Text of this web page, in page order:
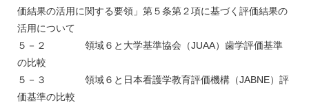
価結果の活用に関する要領」第５条第２項に基づく評価結果の
活用について
５－２ 領域６と大学基準協会（JUAA）歯学評価基準
の比較
５－３ 領域６と日本看護学教育評価機構（JABNE）評
価基準の比較